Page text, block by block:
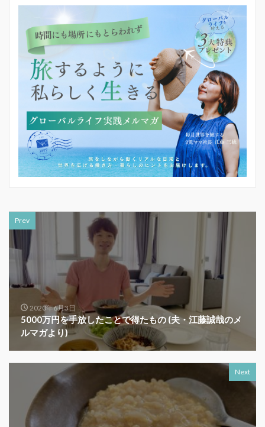
Prev
2020年6月3日
5000万円を手放したことで得たもの (夫・江藤誠哉のメ
ルマガより)
Next